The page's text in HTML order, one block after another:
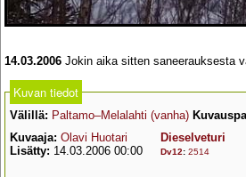
14.03.2006 Jokin aika sitten saneerauksesta
Kuvan tiedot
Välillä: Paltamo–Melalahti (vanha)
Kuvaaja: Olavi Huotari
Lisätty: 14.03.2006 00:00
Dieselveturi
Dv12: 2514